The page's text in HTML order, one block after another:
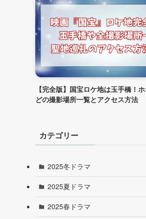
【完全版】国宝ロケ地は玉手橋！
どの撮影場所一覧とアクセス方法
カテゴリー
2025冬ドラマ
2025夏ドラマ
2025春ドラマ